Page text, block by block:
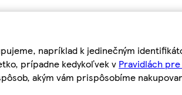
napríklad k jedinečným
prípadne kedykoľvek v Pravidlách
akým vám prispôsobíme